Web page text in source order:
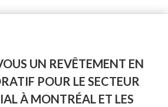
UN REVÊTEMENT EN
POUR LE SECTEUR
À MONTRÉAL ET LES